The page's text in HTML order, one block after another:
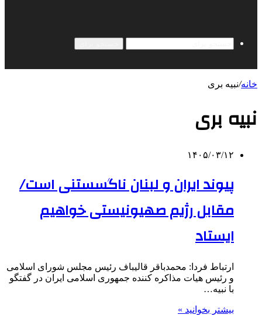
خانه/نبیه بری
نبیه بری
۱۴۰۵/۰۳/۱۲
پیوند ایران و لبنان ناگسستنی است/
مقابل رژیم صهیونیستی خواهیم
ایستاد
ارتباط فردا: محمدباقر قالیباف رئیس مجلس شورای اسلامی
و رئیس هیات مذاکره کننده جمهوری اسلامی ایران در گفتگو
با نبیه…
بیشتر بخوانید »